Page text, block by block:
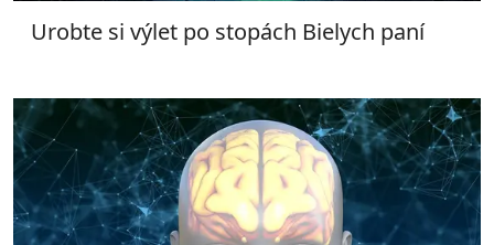
Urobte si výlet po stopách Bielych paní